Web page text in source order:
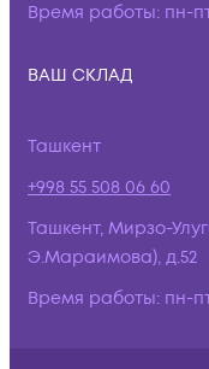
Время работы: пн-
ВАШ СКЛАД
Ташкент
+998 55 508 06 60
Ташкент, Мирзо-
Э.Мараимова), д.52
Время работы: пн-